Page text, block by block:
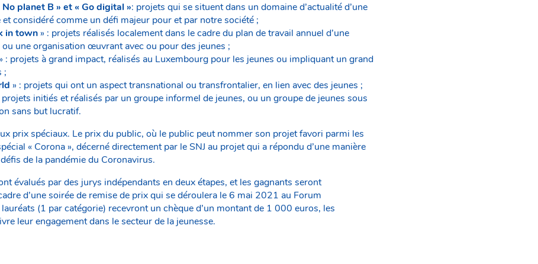
No planet B » et « Go digital »: projets qui se situent dans un domaine d’actualité d’une
considéré comme un défi majeur pour et par notre société ;
in town » : projets réalisés localement dans le cadre du plan de travail annuel d’une
une organisation œuvrant avec ou pour des jeunes ;
» : projets à grand impact, réalisés au Luxembourg pour les jeunes ou impliquant un grand
;
» : projets qui ont un aspect transnational ou transfrontalier, en lien avec des jeunes ;
initiés et réalisés par un groupe informel de jeunes, ou un groupe de jeunes sous
sans but lucratif.
prix spéciaux. Le prix du public, où le public peut nommer son projet favori parmi les
« Corona », décerné directement par le SNJ au projet qui a répondu d’une manière
de la pandémie du Coronavirus.
évalués par des jurys indépendants en deux étapes, et les gagnants seront
d’une soirée de remise de prix qui se déroulera le 6 mai 2021 au Forum
(1 par catégorie) recevront un chèque d’un montant de 1 000 euros, les
leur engagement dans le secteur de la jeunesse.